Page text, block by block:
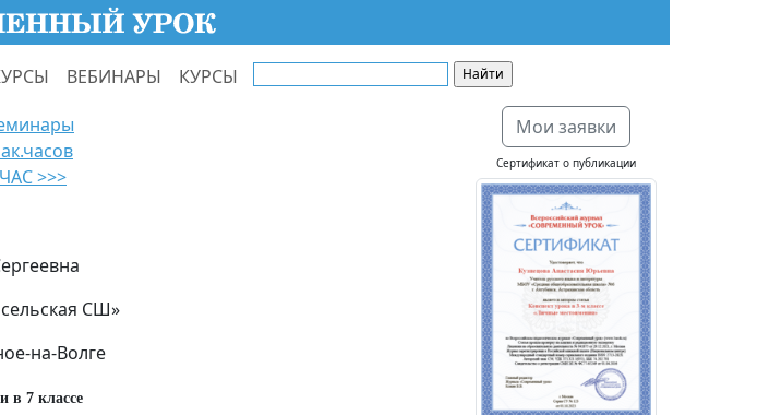
ВЕБИНАРЫ КУРСЫ
>>>
СШ»
на-Волге
в 7 классе
Мои заявки
Сертификат о публикации